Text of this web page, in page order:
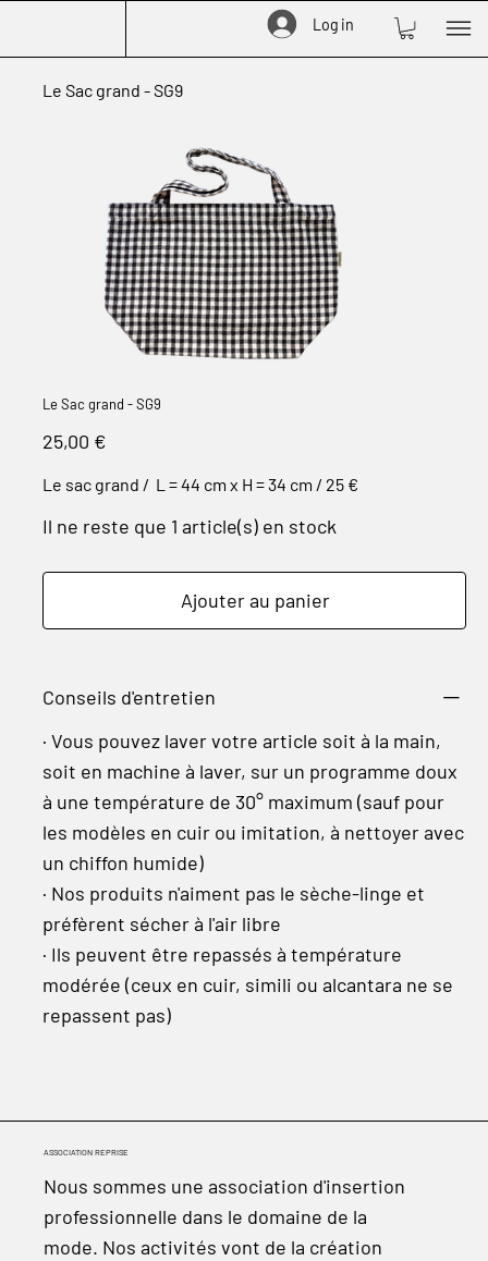
Log in
Le Sac grand - SG9
Le Sac grand - SG9
25,00 €
Le sac grand / L = 44 cm x H = 34 cm / 25 €
Il ne reste que 1 article(s) en stock
Ajouter au panier
Conseils d'entretien
· Vous pouvez laver votre article soit à la main,
soit en machine à laver, sur un programme doux
à une température de 30° maximum (sauf pour
les modèles en cuir ou imitation, à nettoyer avec
un chiffon humide)
· Nos produits n'aiment pas le sèche-linge et
préfèrent sécher à l'air libre
· Ils peuvent être repassés à température
modérée (ceux en cuir, simili ou alcantara ne se
repassent pas)
ASSOCIATION REPRISE
Nous sommes une association d'insertion
professionnelle dans le domaine de la
mode. Nos activités vont de la création